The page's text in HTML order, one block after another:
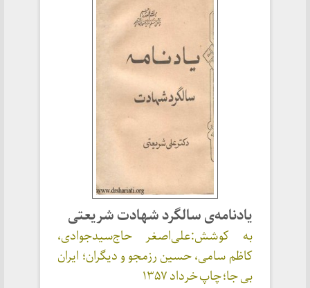
یادنامه‌ی سالگرد شهادت شریعتی
به کوشش:علی‌اصغر حاج‌سیدجوادی،
کاظم سامی، حسین رزمجو و دیگران؛ ایران
بی جا؛ چاپ خرداد ۱۳۵۷